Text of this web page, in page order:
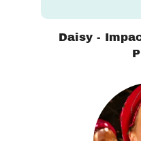
Daisy -